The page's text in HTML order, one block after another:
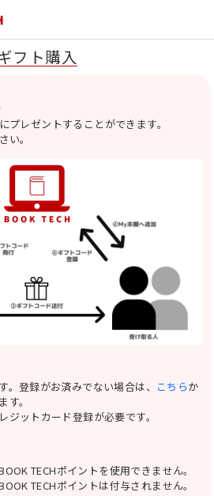
フト購入
プレゼントすることができます。
い。
。登録がお済みでない場合は、 こちらか
す。
ジットカード登録が必要です。
TECHポイントを使用できません。
TECHポイントは付与されません。